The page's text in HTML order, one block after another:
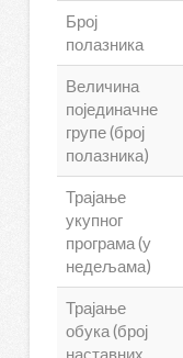
Број
полазника
Величина
појединачне
групе (број
полазника)
Трајање
укупног
програма (у
недељама)
Трајање
обука (број
наставних